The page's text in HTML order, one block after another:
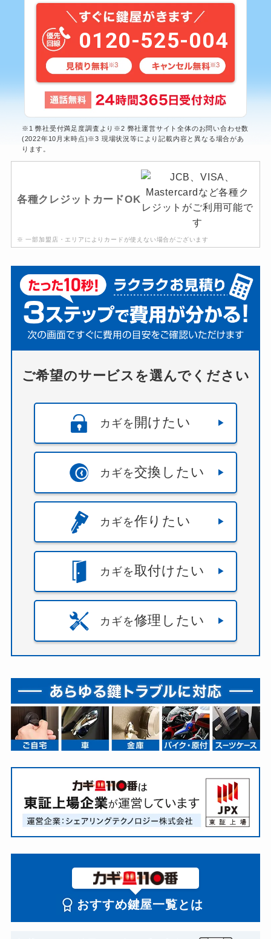
0120-525-004
※1 弊社受付満足度調査より※2 弊社運営サイト全体のお問い合わせ数
(2022年10月末時点)※3 現場状況等により記載内容と異なる場合があ
ります。
各種クレジットカードOK
※ 一部加盟店・エリアによりカードが使えない場合がございます
ご希望のサービスを選んでください
カギを 開けたい
カギを交換したい
カギを作りたい
カギを取付けたい
カギを修理したい
おすすめ鍵屋一覧とは